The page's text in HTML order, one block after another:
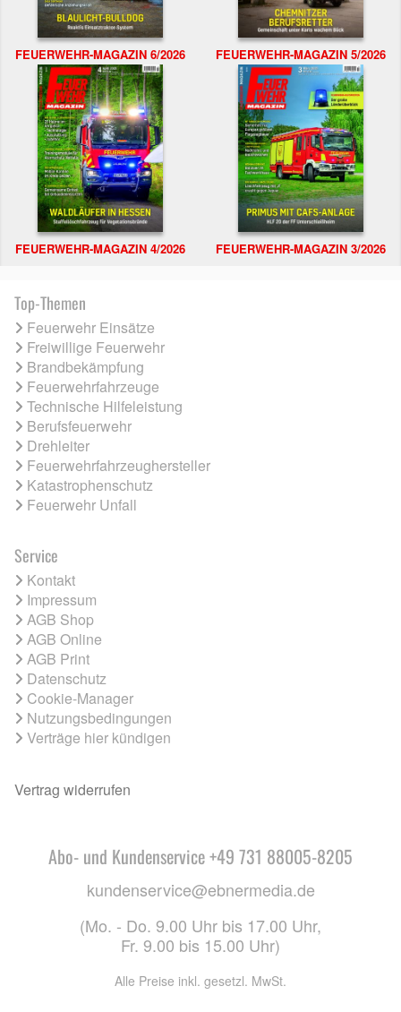
FEUERWEHR-MAGAZIN 6/2026 FEUERWEHR-MAGAZIN 5/2026
FEUERWEHR-MAGAZIN 4/2026 FEUERWEHR-MAGAZIN 3/2026
Top-Themen
Feuerwehr Einsätze
Freiwillige Feuerwehr
Brandbekämpfung
Feuerwehrfahrzeuge
Technische Hilfeleistung
Berufsfeuerwehr
Drehleiter
Feuerwehrfahrzeughersteller
Katastrophenschutz
Feuerwehr Unfall
Service
Kontakt
Impressum
AGB Shop
AGB Online
AGB Print
Datenschutz
Cookie-Manager
Nutzungsbedingungen
Verträge hier kündigen
Vertrag widerrufen
Abo- und Kundenservice +49 731 88005-8205
kundenservice@ebnermedia.de
(Mo. - Do. 9.00 Uhr bis 17.00 Uhr,
Fr. 9.00 bis 15.00 Uhr)
Alle Preise inkl. gesetzl. MwSt.